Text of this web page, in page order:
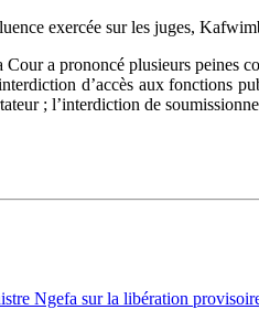
exercée sur les juges,
a prononcé plusieurs peines
d’accès aux fonctions
; l’interdiction de